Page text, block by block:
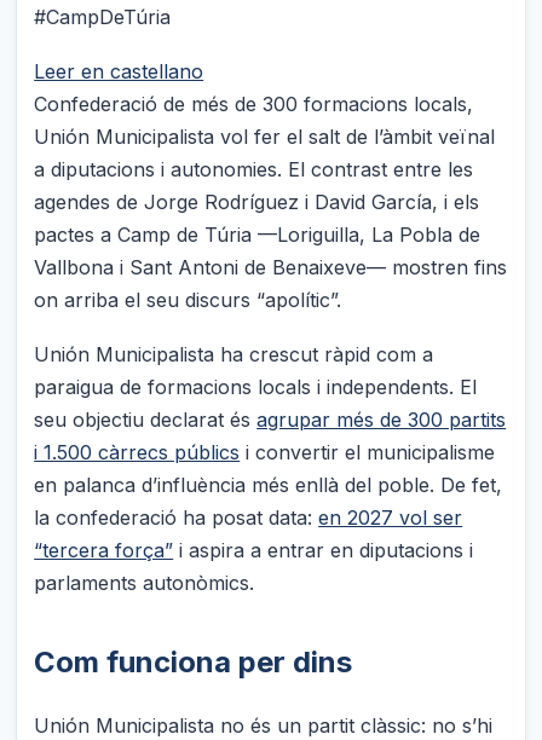
#CampDeTúria
Leer en castellano
Confederació de més de 300 formacions locals,
Unión Municipalista vol fer el salt de l’àmbit veïnal
a diputacions i autonomies. El contrast entre les
agendes de Jorge Rodríguez i David García, i els
pactes a Camp de Túria —Loriguilla, La Pobla de
Vallbona i Sant Antoni de Benaixeve— mostren fins
on arriba el seu discurs “apolític”.
Unión Municipalista ha crescut ràpid com a
paraigua de formacions locals i independents. El
seu objectiu declarat ésagrupar més de 300 partits
i 1.500 càrrecs públics i convertir el municipalisme
en palanca d’influència més enllà del poble. De fet,
la confederació ha posat data:en 2027 vol ser
“tercera força” i aspira a entrar en diputacions i
parlaments autonòmics.
Com funciona per dins
Unión Municipalista no és un partit clàssic: no s’hi